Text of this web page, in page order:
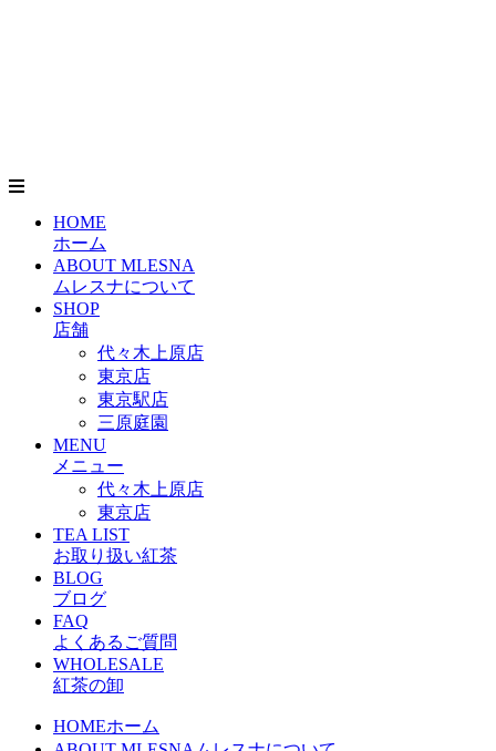
HOME
ホーム
ABOUT MLESNA
ムレスナについて
SHOP
店舗
代々木上原店
東京店
東京駅店
三原庭園
MENU
メニュー
代々木上原店
東京店
TEA LIST
お取り扱い紅茶
BLOG
ブログ
FAQ
よくあるご質問
WHOLESALE
紅茶の卸
HOMEホーム